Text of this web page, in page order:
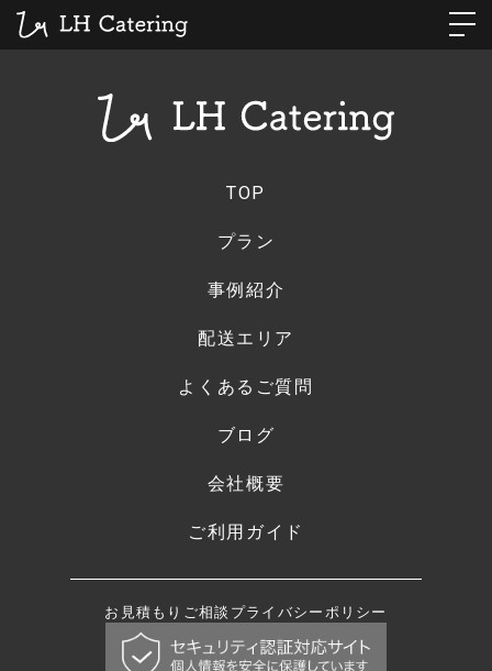
TOP
プラン
事例紹介
配送エリア
よくあるご質問
ブログ
会社概要
ご利用ガイド
お見積もり ご相談 プライバシーポリシー